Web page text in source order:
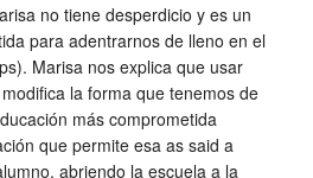
no tiene desperdicio y es un
para adentrarnos de lleno en el
Marisa nos explica que usar
la forma que tenemos de
más comprometida
que permite esa as said a
abriendo la escuela a la